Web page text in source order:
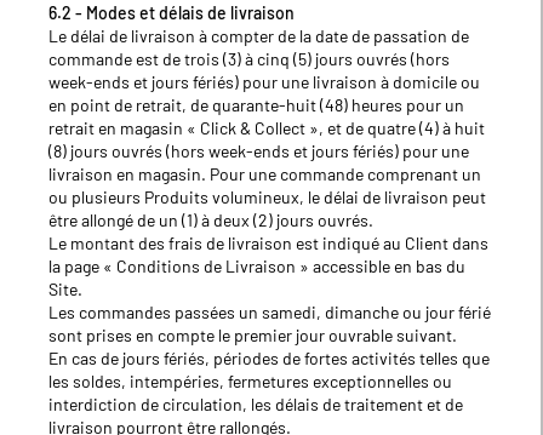
6.2 - Modes et délais de livraison
Le délai de livraison à compter de la date de passation de
commande est de trois (3) à cinq (5) jours ouvrés (hors
week-ends et jours fériés) pour une livraison à domicile ou
en point de retrait, de quarante-huit (48) heures pour un
retrait en magasin « Click & Collect », et de quatre (4) à huit
(8) jours ouvrés (hors week-ends et jours fériés) pour une
livraison en magasin. Pour une commande comprenant un
ou plusieurs Produits volumineux, le délai de livraison peut
être allongé de un (1) à deux (2) jours ouvrés.
Le montant des frais de livraison est indiqué au Client dans
la page « Conditions de Livraison » accessible en bas du
Site.
Les commandes passées un samedi, dimanche ou jour férié
sont prises en compte le premier jour ouvrable suivant.
En cas de jours fériés, périodes de fortes activités telles que
les soldes, intempéries, fermetures exceptionnelles ou
interdiction de circulation, les délais de traitement et de
livraison pourront être rallongés.